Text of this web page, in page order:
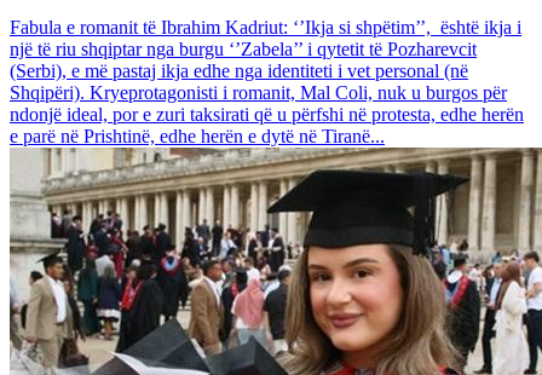
Fabula e romanit të Ibrahim Kadriut: ‘’Ikja si shpëtim’’, është ikja i
një të riu shqiptar nga burgu ‘’Zabela’’ i qytetit të Pozharevcit
(Serbi), e më pastaj ikja edhe nga identiteti i vet personal (në
Shqipëri). Kryeprotagonisti i romanit, Mal Coli, nuk u burgos për
ndonjë ideal, por e zuri taksirati që u përfshi në protesta, edhe herën
e parë në Prishtinë, edhe herën e dytë në Tiranë...